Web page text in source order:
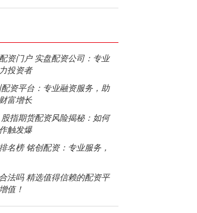
资门户 实盘配资公司：专业
投资者
资平台：专业融资服务，助
富增长
指期货配资风险揭秘：如何
触发爆
名榜 铭创配资：专业服务，
法吗 精选值得信赖的配资平
值！